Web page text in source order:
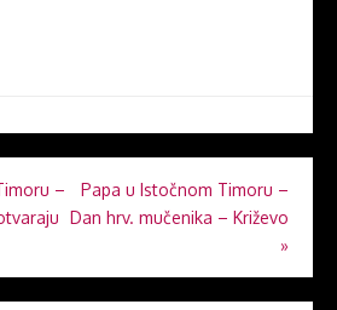
–
Papa u Istočnom Timoru –
Dan hrv. mučenika – Križevo
»